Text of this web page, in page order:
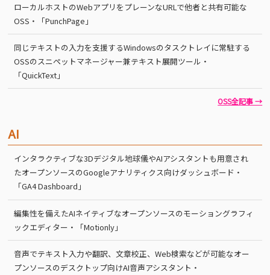
ローカルホストのWebアプリをプレーンなURLで他者と共有可能な
OSS・「PunchPage」
同じテキストの入力を支援するWindowsのタスクトレイに常駐する
OSSのスニペットマネージャー兼テキスト展開ツール・
「QuickText」
OSS全記事 →
AI
インタラクティブな3Dデジタル地球儀やAIアシスタントも用意され
たオープンソースのGoogleアナリティクス向けダッシュボード・
「GA4 Dashboard」
編集性を備えたAIネイティブなオープンソースのモーショングラフィ
ックエディター・「Motionly」
音声でテキスト入力や翻訳、文章校正、Web検索などが可能なオー
プンソースのデスクトップ向けAI音声アシスタント・